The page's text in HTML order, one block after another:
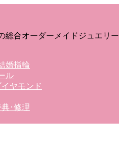
総合オーダーメイドジュエリー
婚指輪
ル
ヤモンド
･修理